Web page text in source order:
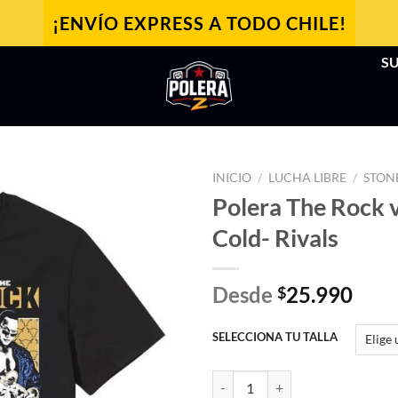
¡ENVÍO EXPRESS A TODO CHILE!
INICIO / LUCHA LIBRE /
Polera The Rock
Cold- Rivals
Desde $25.990
SELECCIONA TU TALLA